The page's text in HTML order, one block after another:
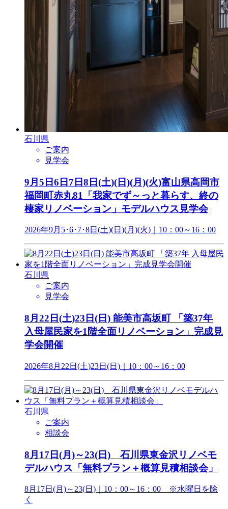
石川県
ご案内
見学会
9月5日6日7日8日(土)(日)(月)(火)富山県高岡市
福岡町赤丸81「我家でず～っと暮らす、終の
棲家リノベーション」モデルハウス見学会
2026年9月5･6･7･8日(土)(日)(月)(火)｜10：00～16：00
石川県
ご案内
見学会
8月22日(土)23日(日) 能美市高坂町 「築37年
入母屋民家を1階全面リノベーション」完成見
学会開催
2026年8月22日(土)23日(日)｜10：00～16：00
石川県
ご案内
相談会
8月17日(月)～23(日) 石川県東金沢リノベモ
デルハウス「無料プラン＋概算見積相談会」
8月17日(月)～23(日)｜10：00～16：00 ※水曜日を除
く